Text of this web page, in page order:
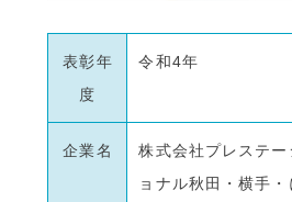
表彰年
度
令和4年
企業名
株式会社プレステ
ョナル秋田・横手